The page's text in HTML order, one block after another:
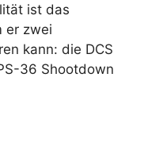
ist das
er zwei
kann: die DCS
36 Shootdown